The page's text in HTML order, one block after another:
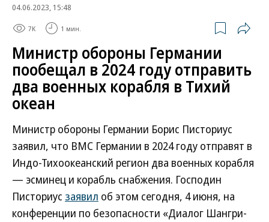
04.06.2023, 15:48
7K 1 мин.
Министр обороны Германии
пообещал в 2024 году отправить
два военных корабля в Тихий
океан
Министр обороны Германии Борис Писториус
заявил, что ВМС Германии в 2024 году отправят в
Индо-Тихоокеанский регион два военных корабля
— эсминец и корабль снабжения. Господин
Писториус заявил об этом сегодня, 4 июня, на
конференции по безопасности «Диалог Шангри-